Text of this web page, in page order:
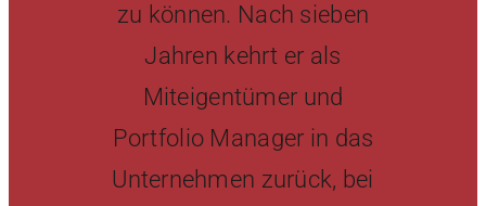
zu können. Nach sieben
Jahren kehrt er als
Miteigentümer und
Portfolio Manager in das
Unternehmen zurück, bei